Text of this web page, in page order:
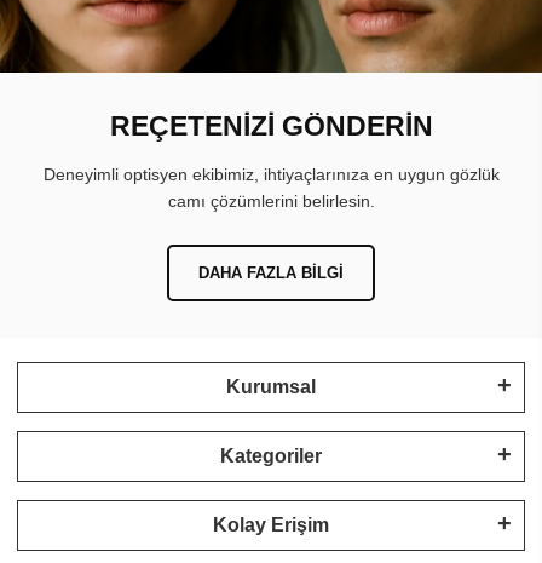
REÇETENİZİ GÖNDERİN
Deneyimli optisyen ekibimiz, ihtiyaçlarınıza en uygun gözlük
camı çözümlerini belirlesin.
DAHA FAZLA BILGI
Kurumsal
Kategoriler
Kolay Erişim